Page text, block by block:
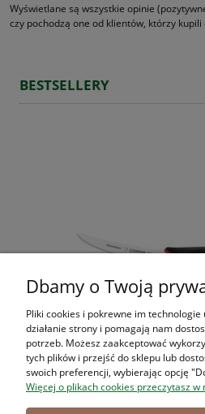
Wyświetlane są wszystkie opinie
czy pochodzą one od klientów, którzy kupili
BESTSELLERY
Nóż trybownik Giesser 12250
Dbamy o Twoją
Pliki cookies i pokrewne im
działanie strony i pomagają nam
potrzeb. Możesz zaakceptować
tych plików i przejść do sklepu lub
swoich preferencji, wybierając opcję
Więcej o plikach cookies przeczytasz